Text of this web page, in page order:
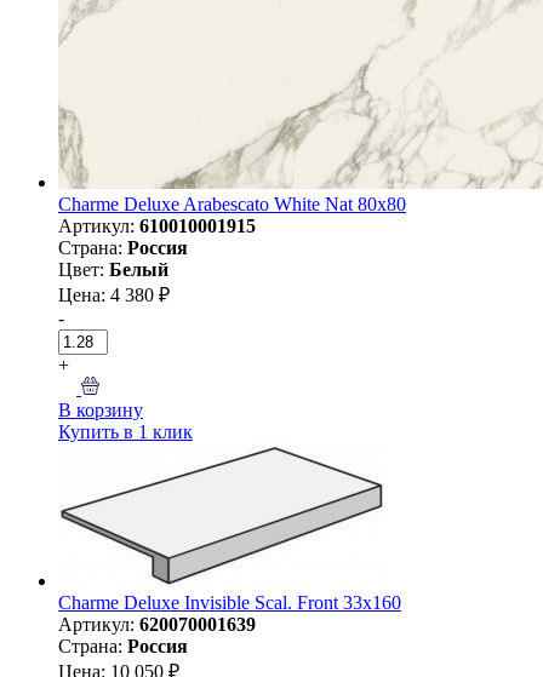
Charme Deluxe Arabescato White Nat 80х80
Артикул: 610010001915
Страна: Россия
Цвет: Белый
Цена: 4 380 ₽
-
+
В корзину
Купить в 1 клик
Charme Deluxe Invisible Scal. Front 33x160
Артикул: 620070001639
Страна: Россия
Цена: 10 050 ₽